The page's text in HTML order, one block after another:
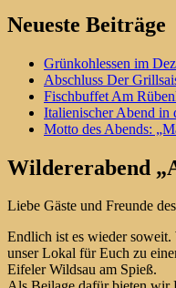
Neueste Beiträge
Grünkohlessen im
Abschluss Der
Fischbuffet Am
Italienischer Abend in
Motto des Abends:
Wildererabend
Liebe Gäste und Freunde
Endlich ist es wieder
unser Lokal für Euch zu
Eifeler Wildsau am Spieß.